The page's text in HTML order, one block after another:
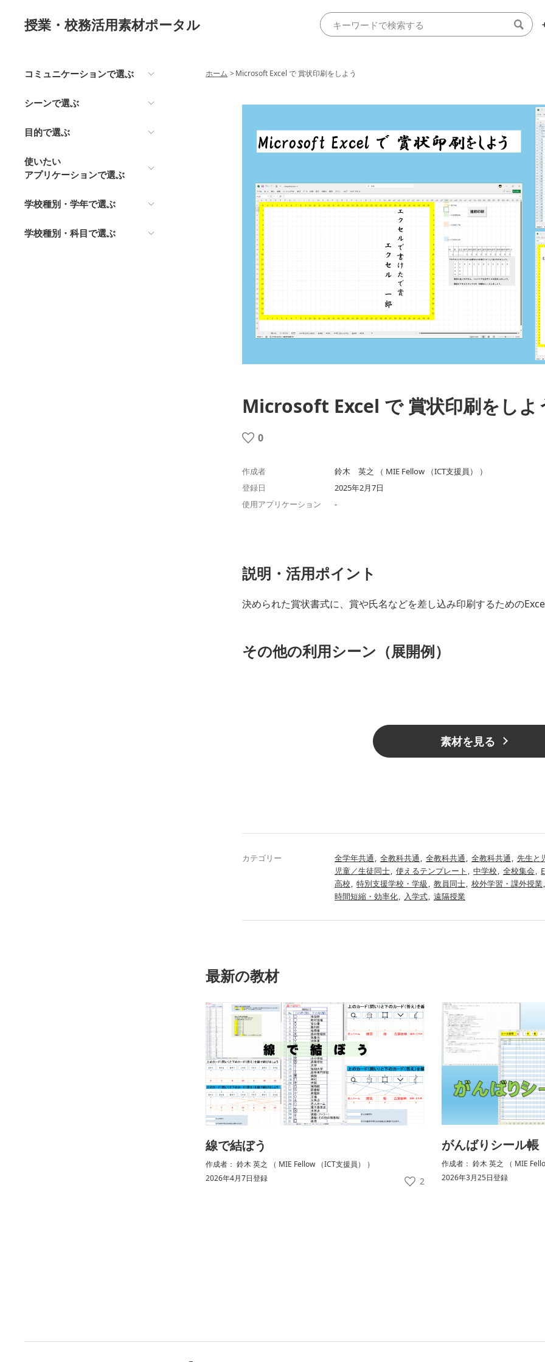
授業・校務活用素材ポータル
コミュニケーションで選ぶ
シーンで選ぶ
目的で選ぶ
使いたい
アプリケーションで選ぶ
学校種別・学年で選ぶ
学校種別・科目で選ぶ
ホーム > Microsoft Excel で 賞状印刷をしよう
Microsoft Excel で 賞状印刷をしよ
0
作成者
鈴木 英之 （ MIE Fellow （ICT支援員） ）
登録日
2025年2月7日
使用アプリケーション
-
説明・活用ポイント
決められた賞状書式に、賞や氏名などを差し込み印刷するための
その他の利用シーン（展開例）
素材を見る
カテゴリー 全学年共通 全教科共通 全教科共通 全教科共通
先生と
児童／生徒同士 使えるテンプレート 中学校 全校集会
高校
特別支援学校・学級 教員同士 校外学習・課外授業
時間短縮・効率化
入学式 遠隔授業
最新の教材
線で結ぼう
作成者： 鈴木 英之 （ MIE Fellow （ICT支援員） ）
2026年4月7日登録
2
がんばりシール帳
作成者： 鈴木 英之 （ MIE
2026年3月25日登録